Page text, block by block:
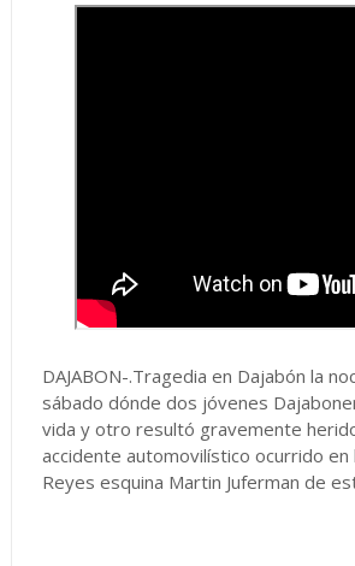
DAJABON-.Tragedia en Dajabón la
sábado dónde dos jóvenes
vida y otro resultó gravemente
accidente automovilístico ocurrido en
Reyes esquina Martin Juferman de